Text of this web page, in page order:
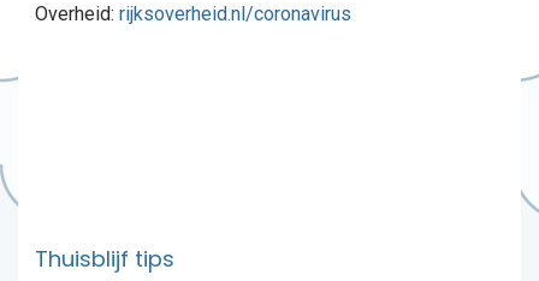
Overheid: rijksoverheid.nl/coronavirus
Thuisblijf tips